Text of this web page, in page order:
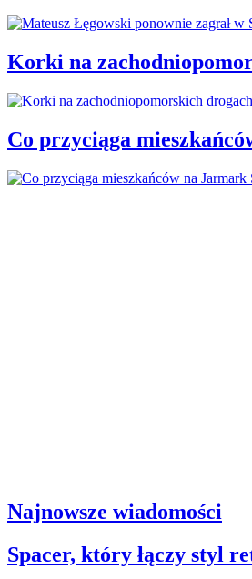
Korki na
Co przyciąga
Najnowsze wiadomości
Spacer, który łączy styl